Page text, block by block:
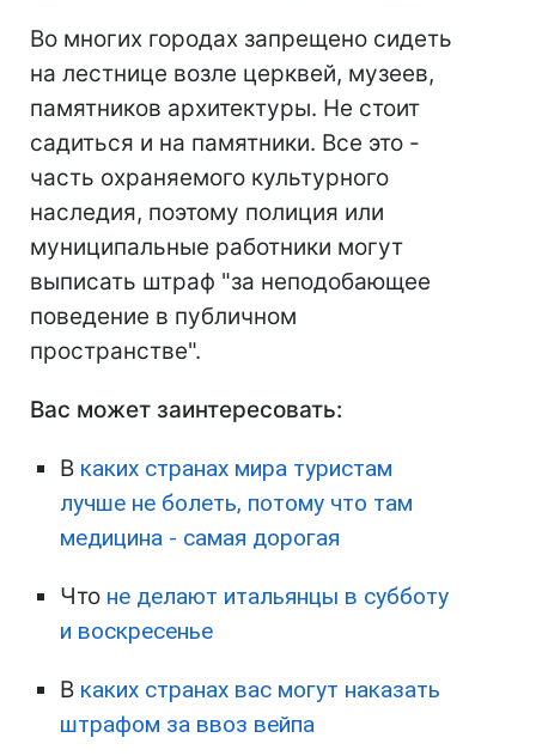
Во многих городах запрещено сидеть
на лестнице возле церквей, музеев,
памятников архитектуры. Не стоит
садиться и на памятники. Все это -
часть охраняемого культурного
наследия, поэтому полиция или
муниципальные работники могут
выписать штраф "за неподобающее
поведение в публичном
пространстве".
Вас может заинтересовать:
В каких странах мира туристам
лучше не болеть, потому что там
медицина - самая дорогая
Что не делают итальянцы в субботу
и воскресенье
В каких странах вас могут наказать
штрафом за ввоз вейпа